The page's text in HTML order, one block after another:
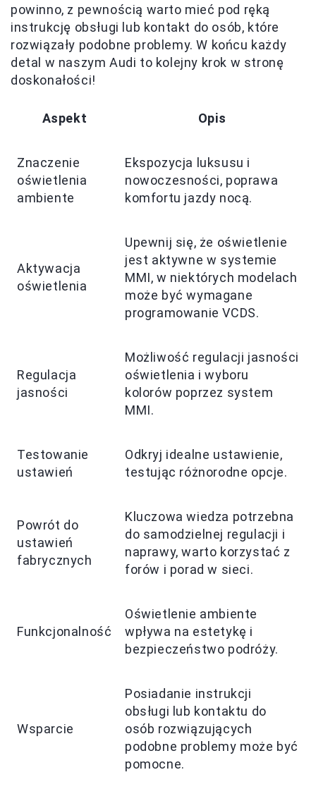
powinno, z pewnością warto mieć pod ręką
instrukcję obsługi lub kontakt do osób, które
rozwiązały podobne problemy. W końcu każdy
detal w naszym Audi to kolejny krok w stronę
doskonałości!
Aspekt Opis
Znaczenie
oświetlenia
ambiente
Ekspozycja luksusu i
nowoczesności, poprawa
komfortu jazdy nocą.
Aktywacja
oświetlenia
Upewnij się, że oświetlenie
jest aktywne w systemie
MMI, w niektórych modelach
może być wymagane
programowanie VCDS.
Regulacja
jasności
Możliwość regulacji jasności
oświetlenia i wyboru
kolorów poprzez system
MMI.
Testowanie
ustawień
Odkryj idealne ustawienie,
testując różnorodne opcje.
Powrót do
ustawień
fabrycznych
Kluczowa wiedza potrzebna
do samodzielnej regulacji i
naprawy, warto korzystać z
forów i porad w sieci.
Funkcjonalność
Oświetlenie ambiente
wpływa na estetykę i
bezpieczeństwo podróży.
Wsparcie
Posiadanie instrukcji
obsługi lub kontaktu do
osób rozwiązujących
podobne problemy może być
pomocne.